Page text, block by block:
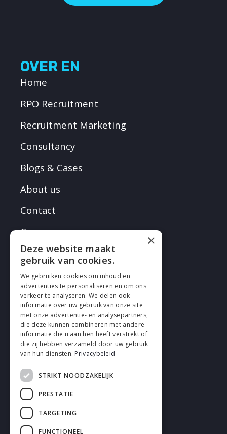
OVER EN
Home
RPO Recruitment
Recruitment Marketing
Consultancy
Blogs & Cases
About us
Contact
Careers
FOLLOW EN
Cookies
Privacy
Disclaimer
×
Deze website maakt
gebruik van cookies.
We gebruiken cookies om inhoud en
advertenties te personaliseren en om ons
verkeer te analyseren. We delen ook
informatie over uw gebruik van onze site
met onze advertentie- en analysepartners,
die deze kunnen combineren met andere
informatie die u aan hen heeft verstrekt of
die zij hebben verzameld door uw gebruik
van hun diensten. Privacybeleid
STRIKT NOODZAKELIJK
PRESTATIE
TARGETING
FUNCTIONEEL